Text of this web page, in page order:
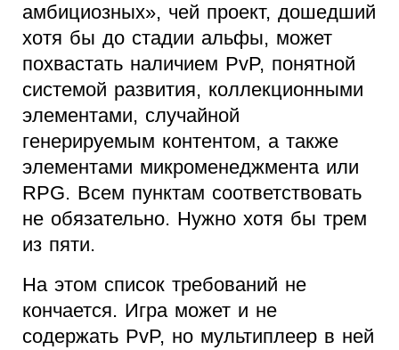
амбициозных», чей проект, дошедший
хотя бы до стадии альфы, может
похвастать наличием PvP, понятной
системой развития, коллекционными
элементами, случайной
генерируемым контентом, а также
элементами микроменеджмента или
RPG. Всем пунктам соответствовать
не обязательно. Нужно хотя бы трем
из пяти.
На этом список требований не
кончается. Игра может и не
содержать PvP, но мультиплеер в ней